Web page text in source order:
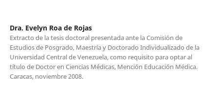
Dra. Evelyn Roa de Rojas
Extracto de la tesis doctoral presentada ante la Comisión de
Estudios de Posgrado, Maestría y Doctorado Individualizado de la
Universidad Central de Venezuela, como requisito para optar al
título de Doctor en Ciencias Médicas, Mención Educación Médica.
Caracas, noviembre 2008.